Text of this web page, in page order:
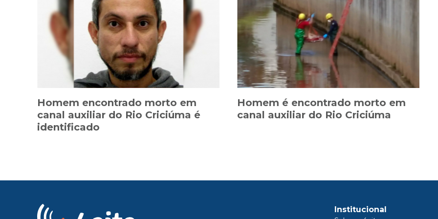
Homem encontrado morto em
canal auxiliar do Rio Criciúma é
identificado
Homem é encontrado morto em
canal auxiliar do Rio Criciúma
Institucional